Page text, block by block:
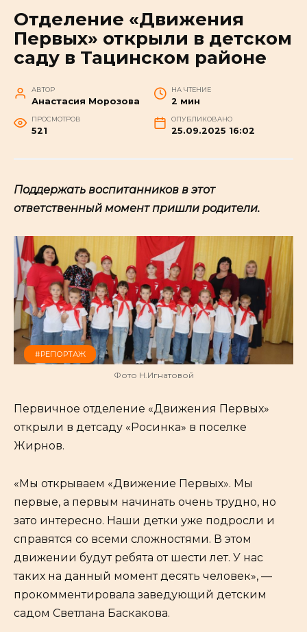
Отделение «Движения
Первых» открыли в детском
саду в Тацинском районе
АВТОР
Анастасия Морозова
НА ЧТЕНИЕ
2 мин
ПРОСМОТРОВ
521
ОПУБЛИКОВАНО
25.09.2025 16:02
Поддержать воспитанников в этот
ответственный момент пришли родители.
#РЕПОРТАЖ
Фото Н.Игнатовой
Первичное отделение «Движения Первых»
открыли в детсаду «Росинка» в поселке
Жирнов.
«Мы открываем «Движение Первых». Мы
первые, а первым начинать очень трудно, но
зато интересно. Наши детки уже подросли и
справятся со всеми сложностями. В этом
движении будут ребята от шести лет. У нас
таких на данный момент десять человек», —
прокомментировала заведующий детским
садом Светлана Баскакова.